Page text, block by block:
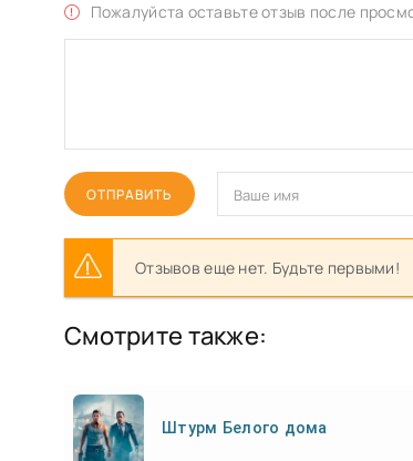
Пожалуйста оставьте отзыв после
ОТПРАВИТЬ
Отзывов еще нет. Будьте первыми!
Смотрите также:
Штурм Белого дома